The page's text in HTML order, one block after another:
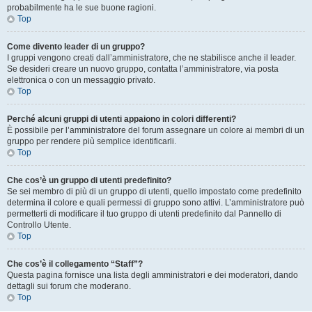
probabilmente ha le sue buone ragioni.
Top
Come divento leader di un gruppo?
I gruppi vengono creati dall’amministratore, che ne stabilisce anche il leader.
Se desideri creare un nuovo gruppo, contatta l’amministratore, via posta
elettronica o con un messaggio privato.
Top
Perché alcuni gruppi di utenti appaiono in colori differenti?
È possibile per l’amministratore del forum assegnare un colore ai membri di un
gruppo per rendere più semplice identificarli.
Top
Che cos’è un gruppo di utenti predefinito?
Se sei membro di più di un gruppo di utenti, quello impostato come predefinito
determina il colore e quali permessi di gruppo sono attivi. L’amministratore può
permetterti di modificare il tuo gruppo di utenti predefinito dal Pannello di
Controllo Utente.
Top
Che cos’è il collegamento “Staff”?
Questa pagina fornisce una lista degli amministratori e dei moderatori, dando
dettagli sui forum che moderano.
Top